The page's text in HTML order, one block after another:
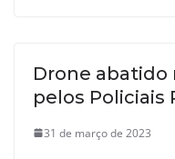
Drone abatido
pelos Policiais
31 de março de 2023